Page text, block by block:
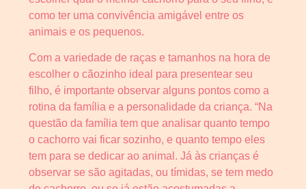
como ter uma convivência amigável entre os
animais e os pequenos.
Com a variedade de raças e tamanhos na hora de
escolher o cãozinho ideal para presentear seu
filho, é importante observar alguns pontos como a
rotina da família e a personalidade da criança. “Na
questão da família tem que analisar quanto tempo
o cachorro vai ficar sozinho, e quanto tempo eles
tem para se dedicar ao animal. Já às crianças é
observar se são agitadas, ou tímidas, se tem medo